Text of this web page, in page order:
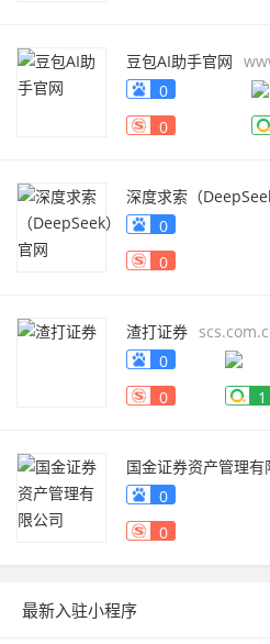
豆包AI助手官网
0
0
深度求索（
0
0
渣打证券
0
0
1
国金证券资产管理有
0
0
最新入驻小程序